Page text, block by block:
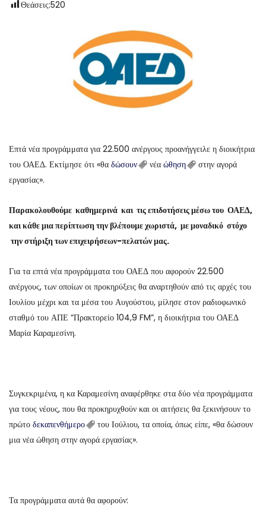
Θεάσεις:520
Επτά νέα προγράμματα για 22.500 ανέργους προανήγγειλε η διοικήτρια
του ΟΑΕΔ. Εκτίμησε ότι «θα δώσουν νέα ώθηση
στην αγορά
εργασίας».
Παρακολουθούμε καθημερινά και τις επιδοτήσεις μέσω του ΟΑΕΔ,
και κάθε μια περίπτωση την βλέπουμε χωριστά, με μοναδικό στόχο
την στήριξη των επιχειρήσεων-πελατών μας.
Για τα επτά νέα προγράμματα του ΟΑΕΔ που αφορούν 22.500
ανέργους, των οποίων οι προκηρύξεις θα αναρτηθούν από τις αρχές του
Ιουλίου μέχρι και τα μέσα του Αυγούστου, μίλησε στον ραδιοφωνικό
σταθμό του ΑΠΕ “Πρακτορείο 104,9 FM”, η διοικήτρια του ΟΑΕΔ
Μαρία Καραμεσίνη.
Συγκεκριμένα, η κα Καραμεσίνη αναφέρθηκε στα δύο νέα προγράμματα
για τους νέους, που θα προκηρυχθούν και οι αιτήσεις θα ξεκινήσουν το
πρώτο δεκαπενθήμερο
του Ιούλιου, τα οποία, όπως είπε, «θα δώσουν
μια νέα ώθηση στην αγορά εργασίας».
Τα προγράμματα αυτά θα αφορούν: